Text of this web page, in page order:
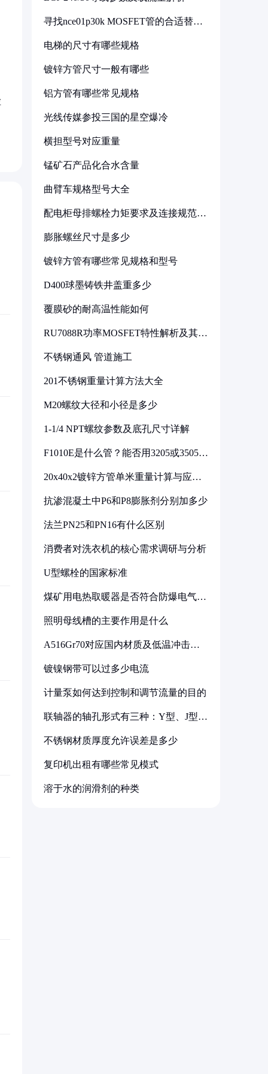
寻找nce01p30k MOSFET管的合适替代
电梯的尺寸有哪些规格
镀锌方管尺寸一般有哪些
铝方管有哪些常见规格
光线传媒参投三国的星空爆冷
横担型号对应重量
锰矿石产品化合水含量
曲臂车规格型号大全
配电柜母排螺栓力矩要求及连接规范详
膨胀螺丝尺寸是多少
镀锌方管有哪些常见规格和型号
D400球墨铸铁井盖重多少
覆膜砂的耐高温性能如何
RU7088R功率MOSFET特性解析及其在
不锈钢通风 管道施工
201不锈钢重量计算方法大全
M20螺纹大径和小径是多少
1-1/4 NPT螺纹参数及底孔尺寸详解
F1010E是什么管？能否用3205或3505代
20x40x2镀锌方管单米重量计算与应用
抗渗混凝土中P6和P8膨胀剂分别加多少
法兰PN25和PN16有什么区别
消费者对洗衣机的核心需求调研与分析
U型螺栓的国家标准
煤矿用电热取暖器是否符合防爆电气设
照明母线槽的主要作用是什么
A516Gr70对应国内材质及低温冲击要
镀镍钢带可以过多少电流
计量泵如何达到控制和调节流量的目的
联轴器的轴孔形式有三种：Y型、J型、
不锈钢材质厚度允许误差是多少
复印机出租有哪些常见模式
溶于水的润滑剂的种类